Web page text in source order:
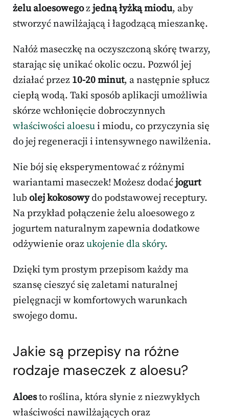
żelu aloesowegozjedną łyżką miodu, aby
stworzyć nawilżającą i łagodzącą mieszankę.
Nałóż maseczkę na oczyszczoną skórę twarzy,
starając się unikać okolic oczu. Pozwól jej
działać przez 10-20 minut, a następnie spłucz
ciepłą wodą. Taki sposób aplikacji umożliwia
skórze wchłonięcie dobroczynnych
właściwości aloesui miodu, co przyczynia się
do jej regeneracji i intensywnego nawilżenia.
Nie bój się eksperymentować z różnymi
wariantami maseczek! Możesz dodaćjogurt
lub olej kokosowydo podstawowej receptury.
Na przykład połączenie żelu aloesowego z
jogurtem naturalnym zapewnia dodatkowe
odżywienie orazukojenie dla skóry.
Dzięki tym prostym przepisom każdy ma
szansę cieszyć się zaletami naturalnej
pielęgnacji w komfortowych warunkach
swojego domu.
Jakie są przepisy na różne
rodzaje maseczek z aloesu?
Aloesto roślina, która słynie z niezwykłych
właściwości nawilżających oraz